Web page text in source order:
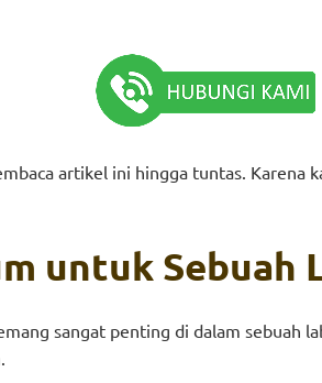
artikel ini hingga tuntas. Karena
untuk Sebuah
sangat penting di dalam sebuah